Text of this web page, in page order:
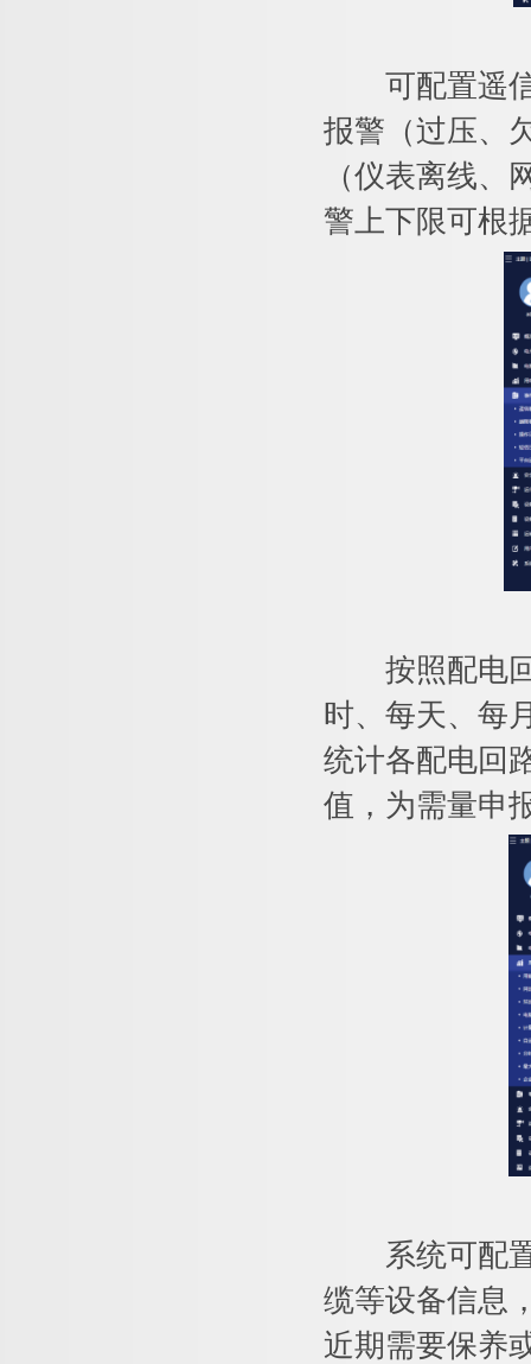
可配置遥信
报警（过压、
（仪表离线
警上下限可根
按照配电回
时、每天、每
统计各配电回
值，为需量申
系统可配置
缆等设备信息
近期需要保养